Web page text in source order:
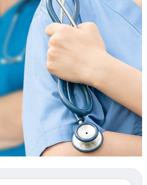
«La mia vita è rovinata». Investitori
in preda al panico dopo lo scoppio
della bolla AI
Kospi, mentre gli investitori retail (…)